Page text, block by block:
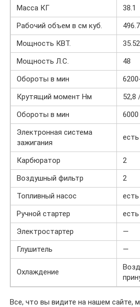
Масса КГ
38.1
Рабочий объем в см куб.
496.7
Мощность КВТ.
35.52
Мощность Л.С.
48
Обороты в мин
Крутящий момент Нм
52,8
Обороты в мин
6000
Электронная система
зажигания
есть
Карбюратор
2
Воздушный фильтр
2
Топливный насос
есть
Ручной стартер
есть
Электростартер
—
Глушитель
—
Охлаждение
Все, что вы видите на нашем сайте,